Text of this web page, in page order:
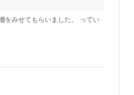
をみせてもらいました。 ってい